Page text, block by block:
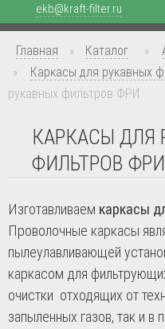
ekb@kraft-filter.ru
Главная » Каталог »
»
Каркасы для рукавных
рукавных фильтров ФРИ
КАРКАСЫ ДЛЯ
ФИЛЬТРОВ ФРИ
Изготавливаем каркасы
Проволочные каркасы
пылеулавливающей
каркасом для
очистки отходящих от
запыленных газов, так и в